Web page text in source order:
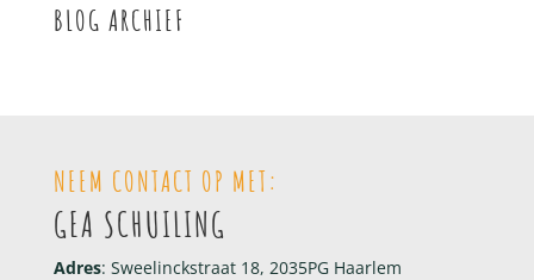
BLOG ARCHIEF
NEEM CONTACT OP MET:
GEA SCHUILING
Adres: Sweelinckstraat 18, 2035PG Haarlem